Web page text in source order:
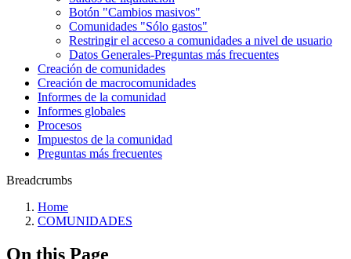
Botón "Cambios masivos"
Comunidades "Sólo gastos"
Restringir el acceso a comunidades a nivel de usuario
Datos Generales-Preguntas más frecuentes
Creación de comunidades
Creación de macrocomunidades
Informes de la comunidad
Informes globales
Procesos
Impuestos de la comunidad
Preguntas más frecuentes
Breadcrumbs
Home
COMUNIDADES
On this Page